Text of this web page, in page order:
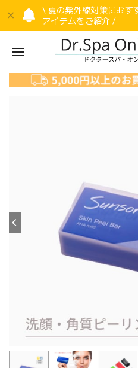
\ 夏の紫外線対策におす
アイテムをご紹介 /